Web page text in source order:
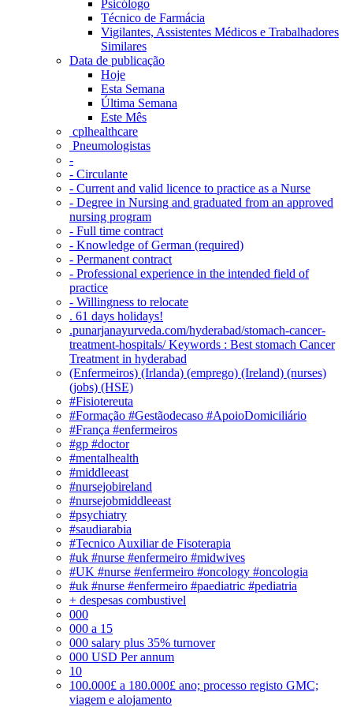
Psicólogo
Técnico de Farmácia
Vigilantes, Assistentes Médicos e Trabalhadores
Similares
Data de publicação
Hoje
Esta Semana
Última Semana
Este Mês
‎ cplhealthcare‬
Pneumologistas
-
- Circulante
- Current and valid licence to practice as a Nurse
- Degree in Nursing and graduated from an approved
nursing program
- Full time contract
- Knowledge of German (required)
- Permanent contract
- Professional experience in the intended field of
practice
- Willingness to relocate
. 61 days holidays!
.punarjanayurveda.com/hyderabad/stomach-cancer-
treatment-hospitals/ Keywords : Best stomach Cancer
Treatment in hyderabad
(Enfermeiros) (Irlanda) (emprego) (Ireland) (nurses)
(jobs) (HSE)
#Fisiotereuta
#Formação #Gestãodecaso #ApoioDomiciliário
#França #enfermeiros
#gp #doctor
#mentalhealth
#middleeast
#nursejobireland
#nursejobmiddleeast
#psychiatry
#saudiarabia
#Tecnico Auxiliar de Fisoterapia
#uk #nurse #enfermeiro #midwives
#UK #nurse #enfermeiro #oncology #oncologia
#uk #nurse #enfermeiro #paediatric #pediatria
+ despesas combustivel
000
000 a 15
000 salary plus 35% turnover
000 USD Per annum
10
100.000£ a 180.000£ ano; processo registo GMC;
viagem e alojamento